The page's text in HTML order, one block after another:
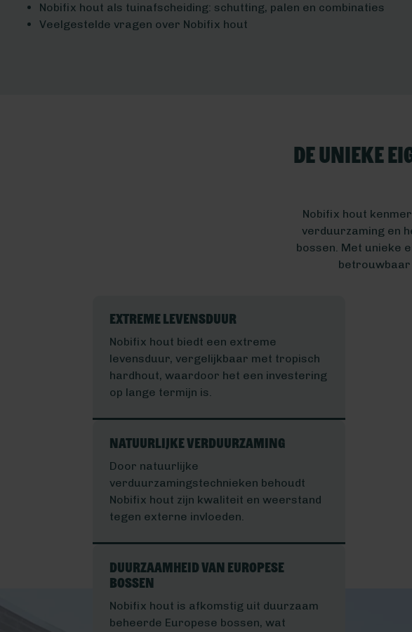
Nobifix hout als tuinafscheiding: schutting, palen en combinaties
Veelgestelde vragen over Nobifix hout
De unieke
Nobifix hout
verduurzaming en
bossen. Met unieke
betrouwbaar
Extreme levensduur
Nobifix hout biedt een extreme
levensduur, vergelijkbaar met tropisch
hardhout, waardoor het een investering
op lange termijn is.
Natuurlijke verduurzaming
Door natuurlijke
verduurzamingstechnieken behoudt
Nobifix hout zijn kwaliteit en weerstand
tegen externe invloeden.
Duurzaamheid van Europese
bossen
Nobifix hout is afkomstig uit duurzaam
beheerde Europese bossen, wat